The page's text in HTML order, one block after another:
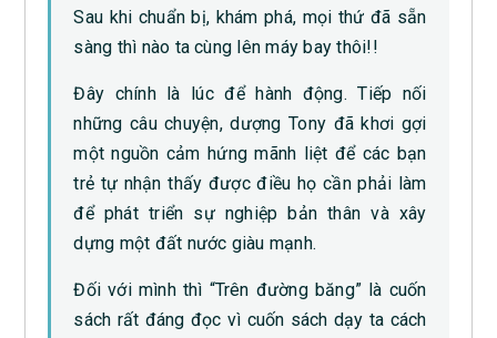
Sau khi chuẩn bị, khám phá, mọi thứ đã sẵn
sàng thì nào ta cùng lên máy bay thôi!!
Đây chính là lúc để hành động. Tiếp nối
những câu chuyện, dượng Tony đã khơi gợi
một nguồn cảm hứng mãnh liệt để các bạn
trẻ tự nhận thấy được điều họ cần phải làm
để phát triển sự nghiệp bản thân và xây
dựng một đất nước giàu mạnh.
Đối với mình thì “Trên đường băng” là cuốn
sách rất đáng đọc vì cuốn sách dạy ta cách